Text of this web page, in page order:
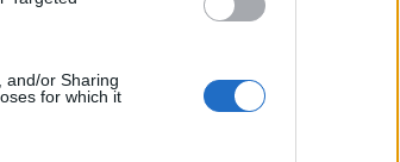
and/or Sharing
for which it